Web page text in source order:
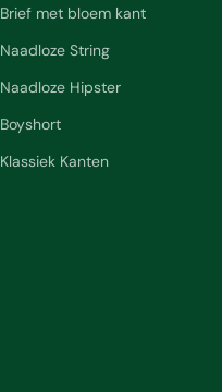
Brief met bloem kant
Naadloze String
Naadloze Hipster
Boyshort
Klassiek Kanten